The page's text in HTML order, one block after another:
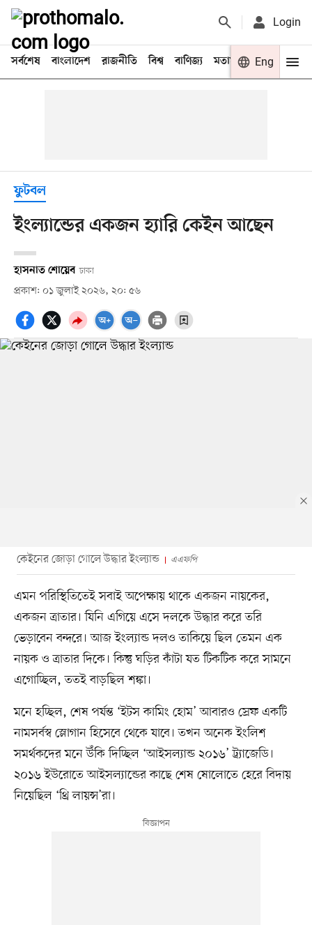
Login
সর্বশেষ বাংলাদেশ রাজনীতি বিশ্ব বাণিজ্য মতামত খেলা
Eng
ফুটবল
ইংল্যান্ডের একজন হ্যারি কেইন আছেন
হাসনাত শোয়েব ঢাকা
প্রকাশ: ০১ জুলাই ২০২৬, ২০: ৫৬
কেইনের জোড়া গোলে উদ্ধার ইংল্যান্ড এএফপি
এমন পরিস্থিতিতেই সবাই অপেক্ষায় থাকে একজন নায়কের,
একজন ত্রাতার। যিনি এগিয়ে এসে দলকে উদ্ধার করে তরি
ভেড়াবেন বন্দরে। আজ ইংল্যান্ড দলও তাকিয়ে ছিল তেমন এক
নায়ক ও ত্রাতার দিকে। কিন্তু ঘড়ির কাঁটা যত টিকটিক করে সামনে
এগোচ্ছিল, ততই বাড়ছিল শঙ্কা।
মনে হচ্ছিল, শেষ পর্যন্ত ‘ইটস কামিং হোম’ আবারও স্রেফ একটি
নামসর্বস্ব স্লোগান হিসেবে থেকে যাবে। তখন অনেক ইংলিশ
সমর্থকদের মনে উঁকি দিচ্ছিল ‘আইসল্যান্ড ২০১৬’ ট্র্যাজেডি।
২০১৬ ইউরোতে আইসল্যান্ডের কাছে শেষ ষোলোতে হেরে বিদায়
নিয়েছিল ‘থ্রি লায়ন্স’রা।